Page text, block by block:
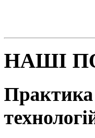
НАШІ
Практика